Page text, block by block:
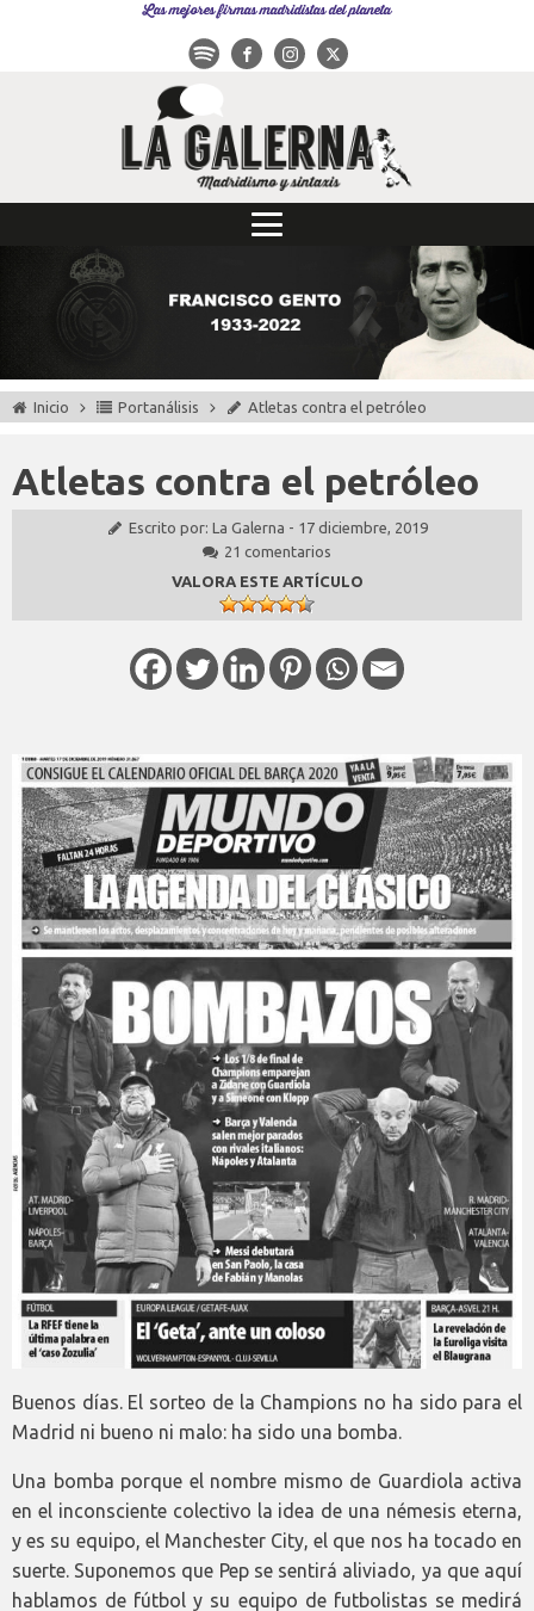
Las mejores firmas madridistas del planeta
Inicio Portanálisis Atletas contra el petróleo
Atletas contra el petróleo
Escrito por: La Galerna - 17 diciembre, 2019
21 comentarios
VALORA ESTE ARTÍCULO
Buenos días. El sorteo de la Champions no ha sido para el
Madrid ni bueno ni malo: ha sido una bomba.
Una bomba porque el nombre mismo de Guardiola activa
en el inconsciente colectivo la idea de una némesis eterna,
y es su equipo, el Manchester City, el que nos ha tocado en
suerte. Suponemos que Pep se sentirá aliviado, ya que aquí
hablamos de fútbol y su equipo de futbolistas se medirá